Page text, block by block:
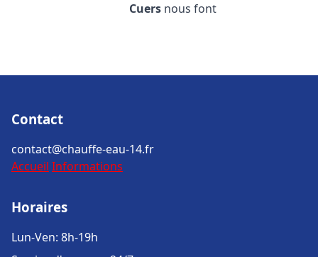
Cuers nous font
Contact
contact@chauffe-eau-14.fr
Accueil Informations
Horaires
Lun-Ven: 8h-19h